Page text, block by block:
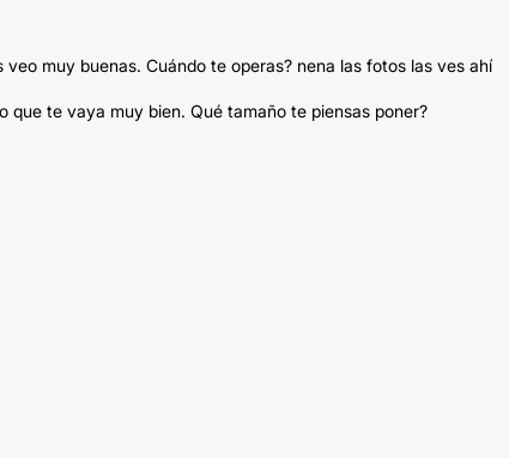
muy buenas. Cuándo te operas? nena las fotos las ves ahí
que te vaya muy bien. Qué tamaño te piensas poner?